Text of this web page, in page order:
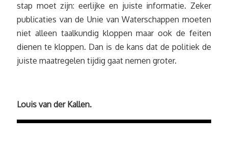
stap moet zijn: eerlijke en juiste informatie. Zeker
publicaties van de Unie van Waterschappen moeten
niet alleen taalkundig kloppen maar ook de feiten
dienen te kloppen. Dan is de kans dat de politiek de
juiste maatregelen tijdig gaat nemen groter.
Louis van der Kallen.